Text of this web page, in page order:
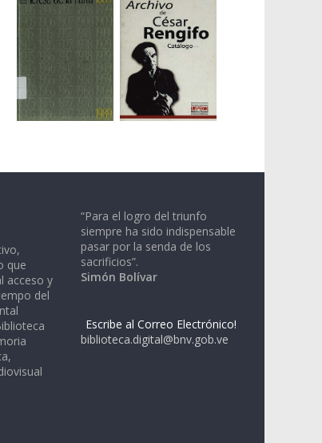
que
acceso y
del
“Para el logro del triunfo
siempre ha sido indispensable
pasar por la senda de los
sacrificios”.
Simón Bolívar
Escribe al Correo Electrónico!
biblioteca.digital@bnv.gob.ve